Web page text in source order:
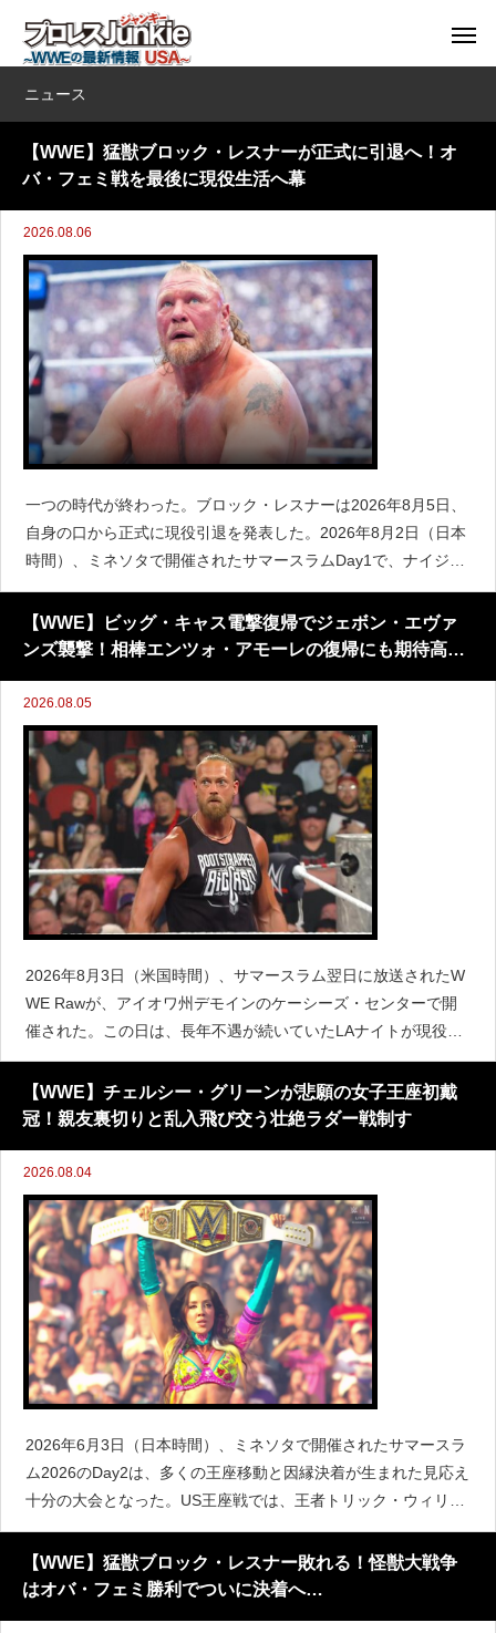
ニュース
【WWE】猛獣ブロック・レスナーが正式に引退へ！オ
バ・フェミ戦を最後に現役生活へ幕
2026.08.06
一つの時代が終わった。ブロック・レスナーは2026年8月5日、
自身の口から正式に現役引退を発表した。2026年8月2日（日本
時間）、ミネソタで開催されたサマースラムDay1で、ナイジェ
リアの怪獣ことオバ・フェミとのヘル・イン・ア・セル戦に敗
れたブロック・レスナー。壮絶な肉弾戦
【WWE】ビッグ・キャス電撃復帰でジェボン・エヴァ
ンズ襲撃！相棒エンツォ・アモーレの復帰にも期待高ま
2026.08.05
2026年8月3日（米国時間）、サマースラム翌日に放送されたW
WE Rawが、アイオワ州デモインのケーシーズ・センターで開
催された。この日は、長年不遇が続いていたLAナイトが現役世
界ヘビー級王者ローマン・レインズとの抗争を示唆したほか、
ベッキー・リンチが久々の復帰を果たすなど、多くの名場面が
【WWE】チェルシー・グリーンが悲願の女子王座初戴
冠！親友裏切りと乱入飛び交う壮絶ラダー戦制す
2026.08.04
2026年6月3日（日本時間）、ミネソタで開催されたサマースラ
ム2026のDay2は、多くの王座移動と因縁決着が生まれた見応え
十分の大会となった。US王座戦では、王者トリック・ウィリア
ムズが突如WWEへ復帰した超大型選手バロン・コービンの前に
敗れ、US王座を明け渡す無念の結果となった。
【WWE】猛獣ブロック・レスナー敗れる！怪獣大戦争
はオバ・フェミ勝利でついに決着へ…